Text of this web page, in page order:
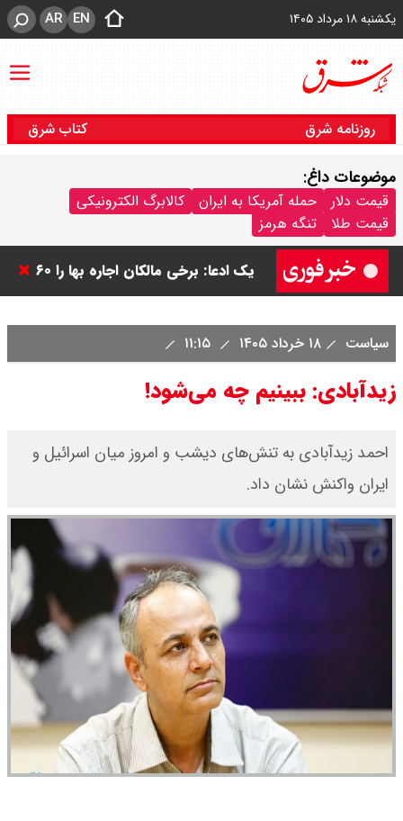
یکشنبه ۱۸ مرداد ۱۴۰۵ EN
AR
روزنامه شرق کتاب شرق
موضوعات داغ:
قیمت دلار حمله آمریکا به ایران
کالابرگ الکترونیکی
قیمت طلا
تنگه هرمز بنزین برای دولت چقدر تمام می شود؟
یک ادعا: برخی مالکان اجاره بها را ۶۰
رهبر انقلاب با مسعود پزشکیان دیدار
کرد / درباره مشکلات کشور و تعامل
امیر جهانشاهی: پای نظامی آمریکایی
به ایران باز شود آن را قطع می‌کنیم +
ویدیو
ونس در بن‌بست سیاسی قرار دارد
سیاست ۱۸ خرداد ۱۴۰۵
زیدآبادی: ببینیم چه می‌شود!
احمد زیدآبادی به تنش‌های دیشب و امروز میان اسرائیل و
ایران واکنش نشان داد.